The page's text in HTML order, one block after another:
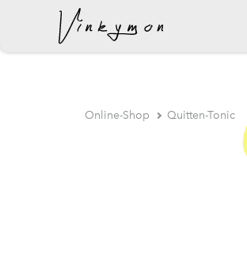
wurde dem Warenkorb hinzugefügt..
Online-Shop Quitten-Tonic